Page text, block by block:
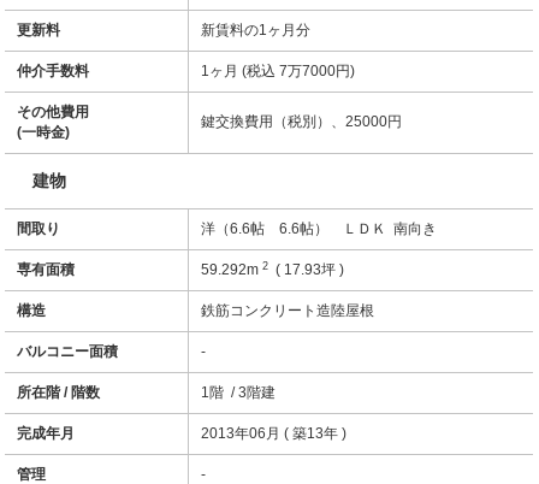
更新料 新賃料の1ヶ月分
仲介手数料 1ヶ月 (税込 7万7000円)
その他費用
(一時金)
鍵交換費用（税別）、25000円
建物
間取り 洋（6.6帖 6.6帖） ＬＤＫ 南向き
専有面積 59.292m2 ( 17.93坪 )
構造 鉄筋コンクリート造陸屋根
バルコニー面積 -
所在階 / 階数 1階 / 3階建
完成年月 2013年06月 ( 築13年 )
管理 -